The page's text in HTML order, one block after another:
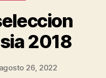
2018
agosto 26, 2022